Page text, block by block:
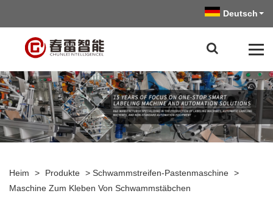
Deutsch
Heim > Produkte > Schwammstreifen-Pastenmaschine >
Maschine Zum Kleben Von Schwammstäbchen